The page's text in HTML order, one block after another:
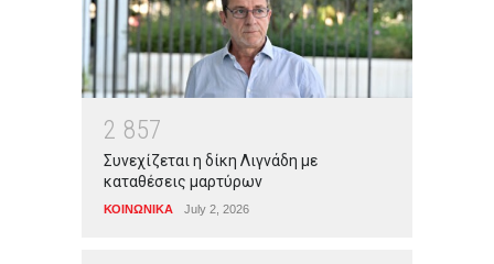
2 857
Συνεχίζεται η δίκη Λιγνάδη με
καταθέσεις μαρτύρων
ΚΟΙΝΩΝΙΚΑ July 2, 2026